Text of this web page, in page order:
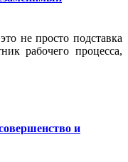
не просто подставка
рабочего процесса,
и